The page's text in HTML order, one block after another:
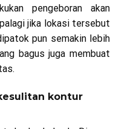
pengeboran akan
jika lokasi tersebut
pun semakin lebih
bagus juga membuat
kontur